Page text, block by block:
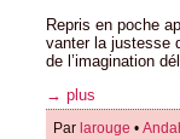
Repris en poche
vanter la justesse
de l’imagination
→ plus
Par larouge •